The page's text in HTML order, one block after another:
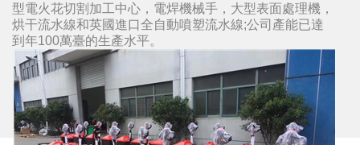
型電火花切割加工中心，電焊機械手，大型表面處理機，
烘干流水線和英國進口全自動噴塑流水線;公司產能已達
到年100萬臺的生產水平。